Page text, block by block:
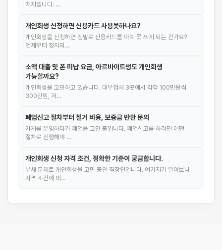
처지입니다. …
개인회생 신청하면 신용카드 사용못하나요?
개인회생을 신청하면 정말로 신용카드를 아예 못 쓰게 되는 건가요?
언제부터 정지되…
소액 대출 및 폰 미납 요금, 아르바이트생도 개인회생
가능할까요?
개인회생을 고민하고 있습니다. 대부업체 3곳에서 각각 100만원씩
300만원, 저…
폐업신고 절차부터 철거 비용, 보증금 반환 문의
가게를 운영하다가 폐업을 고민 중입니다. 폐업신고를 하려면 어떤
절차로 진행해야 …
개인회생 신청 자격 조건, 정확한 기준이 궁금합니다.
부채 문제로 개인회생을 고민 중인 직장인입니다. 여기저기 알아보니
자격 조건에 대…